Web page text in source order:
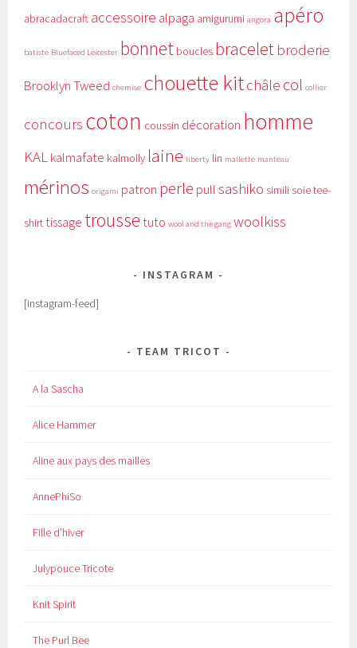
abracadacraft accessoire alpaga amigurumi angora apéro
batiste Bluefaced Leicester bonnet boucles bracelet broderie
Brooklyn Tweed chemise chouette kitchâle col collier
concours coton coussin décoration homme
KALkalmafate kalmolly laine liberty lin mallette manteau
mérinos origami patron perle pull sashiko simili soietee-
shirt tissage trousse tuto wool and the gang woolkiss
INSTAGRAM
[instagram-feed]
TEAM TRICOT
A la Sascha
Alice Hammer
Aline aux pays des mailles
AnnePhiSo
Fille d'hiver
Julypouce Tricote
Knit Spirit
The Purl Bee